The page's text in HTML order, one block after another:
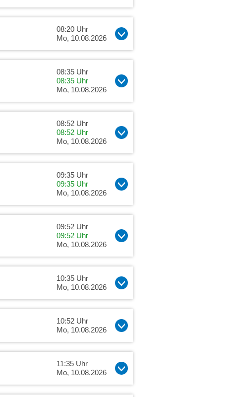
08:20 Uhr
Mo, 10.08.2026
08:35 Uhr
08:35 Uhr
Mo, 10.08.2026
08:52 Uhr
08:52 Uhr
Mo, 10.08.2026
09:35 Uhr
09:35 Uhr
Mo, 10.08.2026
09:52 Uhr
09:52 Uhr
Mo, 10.08.2026
10:35 Uhr
Mo, 10.08.2026
10:52 Uhr
Mo, 10.08.2026
11:35 Uhr
Mo, 10.08.2026